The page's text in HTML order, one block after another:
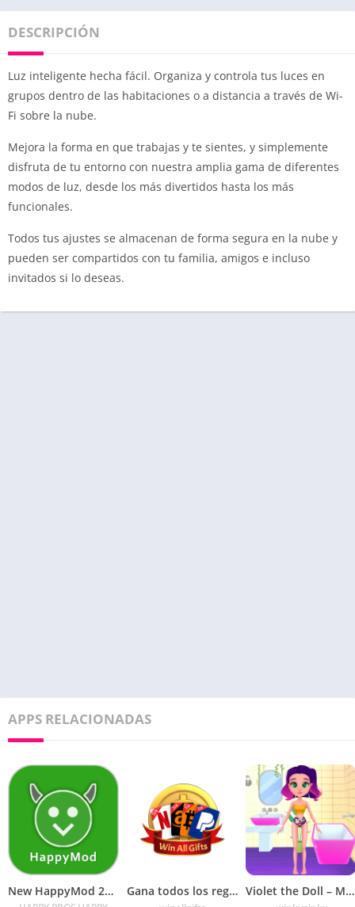
DESCRIPCIÓN
Luz inteligente hecha fácil. Organiza y controla tus luces en
grupos dentro de las habitaciones o a distancia a través de Wi-
Fi sobre la nube.
Mejora la forma en que trabajas y te sientes, y simplemente
disfruta de tu entorno con nuestra amplia gama de diferentes
modos de luz, desde los más divertidos hasta los más
funcionales.
Todos tus ajustes se almacenan de forma segura en la nube y
pueden ser compartidos con tu familia, amigos e incluso
invitados si lo deseas.
APPS RELACIONADAS
New HappyMod 2022 – Happy Apps Gana todos los regalos: gana dinero y tarjetas Violet the Doll – My Virtual Home